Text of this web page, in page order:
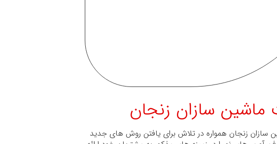
ماشین سازان زنجان
سازان زنجان همواره در تلاش برای یافتن روش های جدید